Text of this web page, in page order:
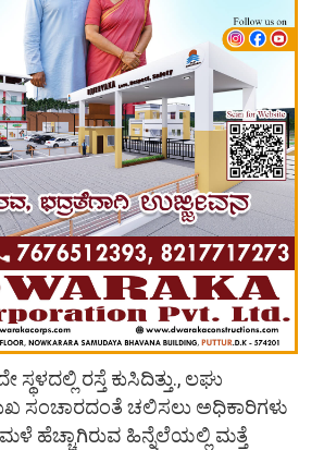
ರಸ್ತೆ ಕುಸಿದಿತ್ತು., ಲಘು
ಸಂಚಾರದಂತೆ ಚಲಿಸಲು ಅಧಿಕಾರಿಗಳು
ಹೆಚ್ಚಾಗಿರುವ ಹಿನ್ನೆಲೆಯಲ್ಲಿ ಮತ್ತೆ